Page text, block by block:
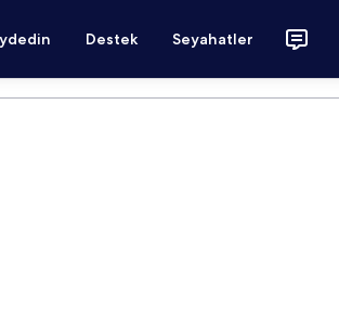
Destek Seyahatler